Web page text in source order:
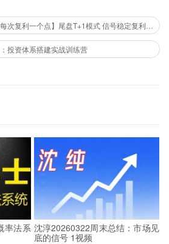
投资体系搭建实战训练营
率法系 沈淳20260322周末总结：市场见
底的信号 1视频